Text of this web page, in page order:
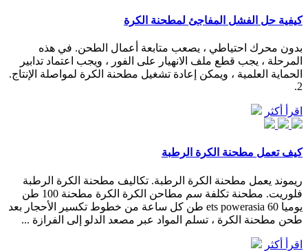
كيفية حل الفشل المفاجئ لمطحنة الكرة
بدون محرك احتياطي ، يصعب متابعة أعمال الطحن. في هذه
المرحلة ، يجب قطع ملف الانهيار على الفور ، ويجب اعتماد تدابير
الحماية العلمية ، ويمكن إعادة تشغيل مطحنة الكرة لمواصلة الإنتاج.
2.
اقرأ أكثر
كيف تعمل مطحنة الكرة الرطبة
ريموند يعمل مطحنة الكرة الرطبة. تكاليف مطحنة الكرة الرطبة
فلوريت. مطحنة تكلفة سم مطاحن الكرة الكرة مطحنة 100 طن
يوميا ets powerasia 60 طن كل ساعة من خطوط تكسير الأحجار بعد
طحن مطحنة الكرة ، تسلم المواد عبر مصعد الدلو إلى الفرازة ...
اقرأ أكثر